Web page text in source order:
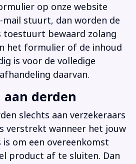
op onze website
stuurt, dan worden de
toestuurt bewaard zolang
het formulier of de inhoud
is voor de volledige
daarvan.
derden
slechts aan verzekeraars
verstrekt wanneer het jouw
om een overeenkomst
product af te sluiten. Dan